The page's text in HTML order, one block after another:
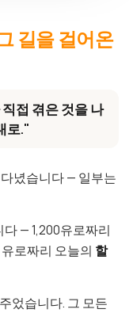
길을 걸어온
접 겪은 것을 나
로."
녔습니다 — 일부는
다 — 1,200유로짜리
로짜리 오늘의 할
었습니다. 그 모든